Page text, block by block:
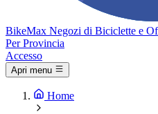
BikeMax Negozi di Biciclette e
Per Provincia
Accesso
Apri menu
Home